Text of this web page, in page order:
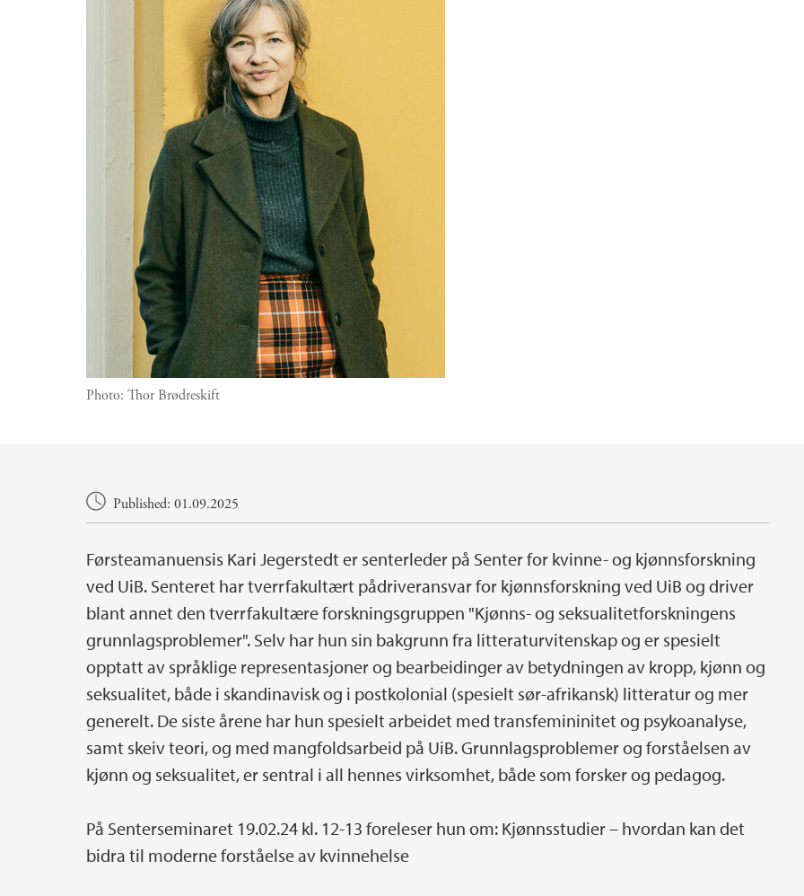
Photo: Thor Brødreskift
Main contentPublished: 01.09.2025
Førsteamanuensis Kari Jegerstedt er senterleder på Senter for kvinne- og kjønnsforskning
ved UiB. Senteret har tverrfakultært pådriveransvar for kjønnsforskning ved UiB og driver
blant annet den tverrfakultære forskningsgruppen "Kjønns- og seksualitetforskningens
grunnlagsproblemer". Selv har hun sin bakgrunn fra litteraturvitenskap og er spesielt
opptatt av språklige representasjoner og bearbeidinger av betydningen av kropp, kjønn og
seksualitet, både i skandinavisk og i postkolonial (spesielt sør-afrikansk) litteratur og mer
generelt. De siste årene har hun spesielt arbeidet med transfemininitet og psykoanalyse,
samt skeiv teori, og med mangfoldsarbeid på UiB. Grunnlagsproblemer og forståelsen av
kjønn og seksualitet, er sentral i all hennes virksomhet, både som forsker og pedagog.
På Senterseminaret 19.02.24 kl. 12-13 foreleser hun om: Kjønnsstudier – hvordan kan det
bidra til moderne forståelse av kvinnehelse